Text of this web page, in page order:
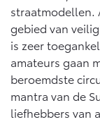
straatmodellen.
gebied van
is zeer
amateurs gaan
beroemdste
mantra van de
liefhebbers van